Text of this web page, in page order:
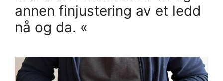
annen finjustering av et ledd
nå og da. «